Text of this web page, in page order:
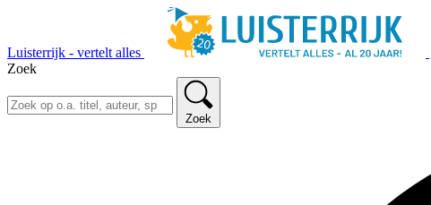
Luisterrijk - vertelt alles
Zoek
Zoek